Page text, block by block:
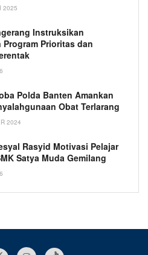
2025
Instruksikan
Program Prioritas dan
Polda Banten Amankan
Obat Terlarang
2024
Rasyid Motivasi Pelajar
Satya Muda Gemilang